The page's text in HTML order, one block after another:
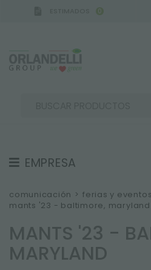
0
MÁS RESULTADOS PARA USTED:
EMPRESA
SOBRE NOSOTROS
EQUIPO
TRABAJA CON NOSOTROS
SOSTENIBILIDAD
comunicación > ferias y eventos
mants '23 - baltimore, maryland
MANTS '23 -
MARYLAND